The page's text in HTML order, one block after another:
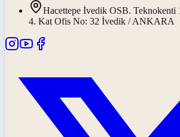
Hacettepe İvedik OSB. Teknokenti
4. Kat Ofis No: 32 İvedik / ANKARA